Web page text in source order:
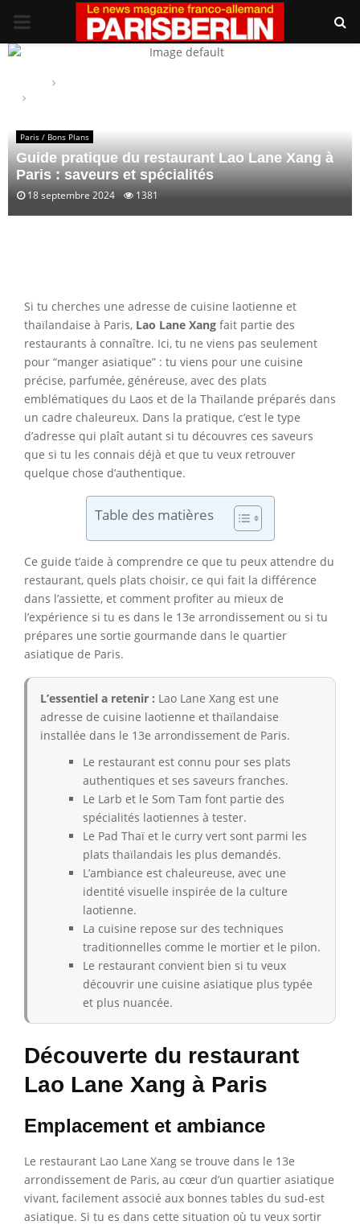
PRIMARY
MENU
Paris / Bons Plans
Guide pratique du restaurant Lao Lane Xang à
Paris : saveurs et spécialités
18 septembre 2024 1381
Si tu cherches une adresse de cuisine laotienne et
thaïlandaise à Paris, Lao Lane Xang fait partie des
restaurants à connaître. Ici, tu ne viens pas seulement
pour “manger asiatique” : tu viens pour une cuisine
précise, parfumée, généreuse, avec des plats
emblématiques du Laos et de la Thaïlande préparés dans
un cadre chaleureux. Dans la pratique, c’est le type
d’adresse qui plaît autant si tu découvres ces saveurs
que si tu les connais déjà et que tu veux retrouver
quelque chose d’authentique.
Table des matières
Ce guide t’aide à comprendre ce que tu peux attendre du
restaurant, quels plats choisir, ce qui fait la différence
dans l’assiette, et comment profiter au mieux de
l’expérience si tu es dans le 13e arrondissement ou si tu
prépares une sortie gourmande dans le quartier
asiatique de Paris.
L’essentiel a retenir : Lao Lane Xang est une
adresse de cuisine laotienne et thaïlandaise
installée dans le 13e arrondissement de Paris.
Le restaurant est connu pour ses plats
authentiques et ses saveurs franches.
Le Larb et le Som Tam font partie des
spécialités laotiennes à tester.
Le Pad Thaï et le curry vert sont parmi les
plats thaïlandais les plus demandés.
L’ambiance est chaleureuse, avec une
identité visuelle inspirée de la culture
laotienne.
La cuisine repose sur des techniques
traditionnelles comme le mortier et le pilon.
Le restaurant convient bien si tu veux
découvrir une cuisine asiatique plus typée
et plus nuancée.
Découverte du restaurant
Lao Lane Xang à Paris
Emplacement et ambiance
Le restaurant Lao Lane Xang se trouve dans le 13e
arrondissement de Paris, au cœur d’un quartier asiatique
vivant, facilement associé aux bonnes tables du sud-est
asiatique. Si tu es dans cette situation où tu veux sortir